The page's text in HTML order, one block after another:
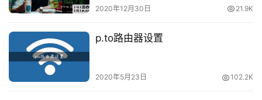
置
见
题
2020年12月30日 21.9K
p.to路由器设置
2020年5月23日 102.2K